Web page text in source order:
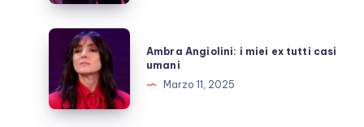
Jenner
sul
carpet
in
Italia
Ambra
Angiolini:
miei
ex
Ambra Angiolini: i miei ex tutti casi
umani
Marzo 11, 2025